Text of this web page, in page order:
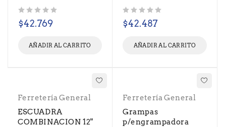
$42.769
AÑADIR AL CARRITO
$42.487
AÑADIR AL CARRITO
Ferretería General
ESCUADRA
COMBINACION 12"
Ferretería General
Grampas
p/engrampadora